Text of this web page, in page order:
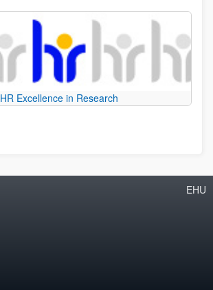
HR Excellence in Research
EHU